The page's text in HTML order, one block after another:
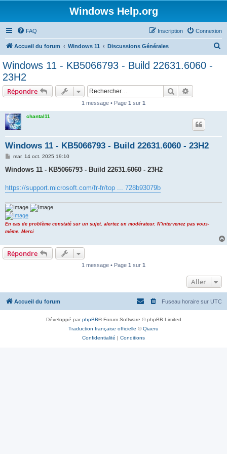
Windows Help.org
FAQ Connexion
Inscription
Accueil du forum Windows 11 Discussions Générales
Windows 11 - KB5066793 - Build 22631.6060 -
23H2
Répondre Rechercher
1 message • Page 1 sur 1
chantal11
Windows 11 - KB5066793 - Build 22631.6060 - 23H2
M
s
g
e
mar. 14 oct. 2025 19:10
Windows 11 - KB5066793 - Build 22631.6060 - 23H2
https://support.microsoft.com/fr-fr/top ... 728b93079b
En cas de problème constaté sur un sujet, alertez un modérateur. N'intervenez pas vous-
même. Merci
Répondre
1 message • Page 1 sur 1
Aller
Accueil du forum Fuseau horaire sur UTC
Développé parphpBB® Forum Software © phpBB Limited
Traduction française officielle ©Qiaeru
Confidentialité | Conditions